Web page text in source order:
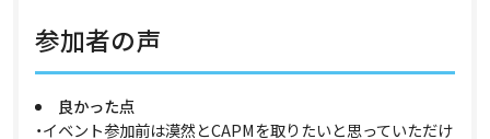
参加者の声
良かった点
・イベント参加前は漠然とCAPMを取りたいと思っていただけ